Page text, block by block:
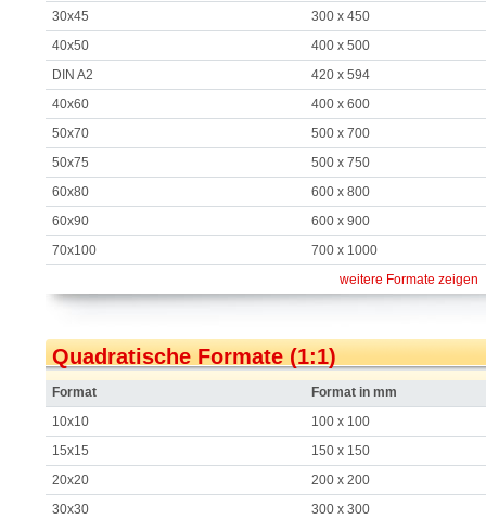
30x45
300 x 450
40x50
400 x 500
DIN A2
420 x 594
40x60
400 x 600
50x70
500 x 700
50x75
500 x 750
60x80
600 x 800
60x90
600 x 900
70x100
700 x 1000
weitere Formate zeigen
Quadratische Formate (1:1)
Format
Format in mm
10x10
100 x 100
15x15
150 x 150
20x20
200 x 200
30x30
300 x 300